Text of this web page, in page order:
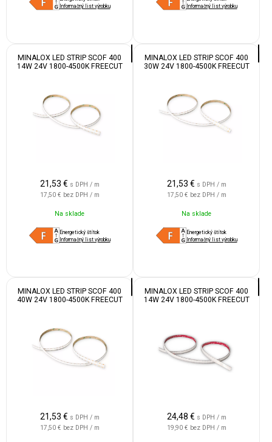
Informačný list výrobku
Informačný list výrobku
MINALOX LED STRIP SCOF 400
14W 24V 1800-4500K FREECUT
21,53 € s DPH / m
17,50 € bez DPH / m
Na sklade
Energetický štítok
Informačný list výrobku
MINALOX LED STRIP SCOF 400
30W 24V 1800-4500K FREECUT
21,53 € s DPH / m
17,50 € bez DPH / m
Na sklade
Energetický štítok
Informačný list výrobku
MINALOX LED STRIP SCOF 400
40W 24V 1800-4500K FREECUT
21,53 € s DPH / m
17,50 € bez DPH / m
MINALOX LED STRIP SCOF 400
14W 24V 1800-4500K FREECUT
24,48 € s DPH / m
19,90 € bez DPH / m